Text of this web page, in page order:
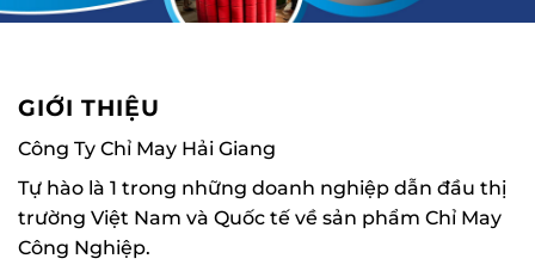
GIỚI THIỆU
Công Ty Chỉ May Hải Giang
Tự hào là 1 trong những doanh nghiệp dẫn đầu thị
trường Việt Nam và Quốc tế về sản phẩm Chỉ May
Công Nghiệp.